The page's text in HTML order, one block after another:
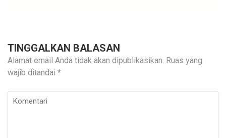
TINGGALKAN BALASAN
Alamat email Anda tidak akan dipublikasikan. Ruas yang
wajib ditandai *
Komentari